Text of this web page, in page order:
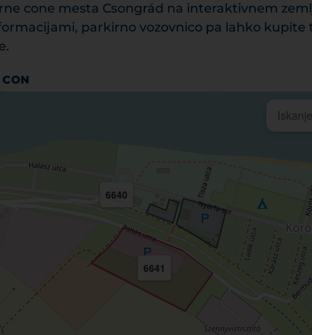
cone mesta Csongrád na interaktivnem
parkirno vozovnico pa lahko kupite
6640
6641